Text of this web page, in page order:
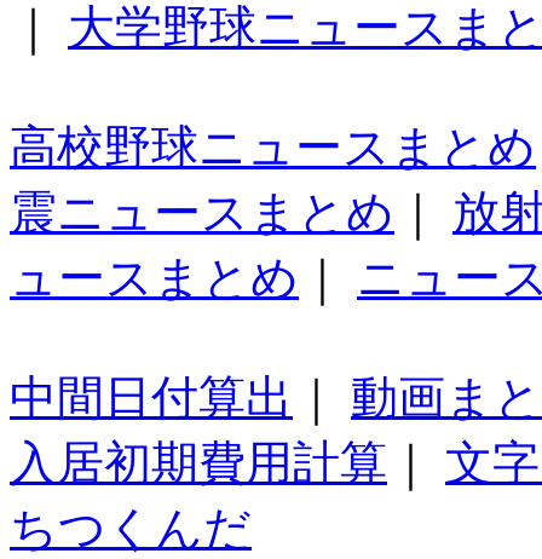
大学野球ニュースま
高校野球ニュースまとめ
震ニュースまとめ
放
ュースまとめ
ニュー
中間日付算出
動画ま
入居初期費用計算
文
ちつくんだ